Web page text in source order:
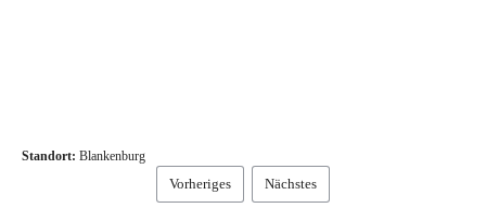
Standort: Blankenburg
Vorheriges Nächstes